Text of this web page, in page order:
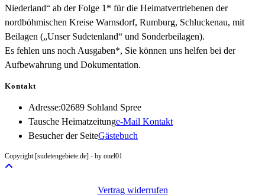
Niederland“ ab der Folge 1* für die Heimatvertriebenen der
nordböhmischen Kreise Warnsdorf, Rumburg, Schluckenau, mit
Beilagen („Unser Sudetenland“ und Sonderbeilagen).
Es fehlen uns noch Ausgaben*, Sie können uns helfen bei der
Aufbewahrung und Dokumentation.
Kontakt
Adresse:02689 Sohland Spree
Tausche Heimatzeitunge-Mail KontaktOpens
Besucher der SeiteGästebuch
Copyright [sudetengebiete.de] - by onel01
Vertrag widerrufen